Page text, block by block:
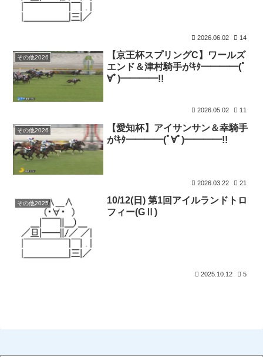
2026.06.02 14
その他2026
【京王杯スプリングC】ワールズ
エンド＆津村騎手がｷﾀ━━━━(ﾟ
∀ﾟ)━━━━!!
2026.05.02 11
その他2026
【愛知杯】アイサンサン＆幸騎手
がｷﾀ━━━━(ﾟ∀ﾟ)━━━━!!
2026.03.22 21
その他2025
10/12(日) 第1回アイルランドトロ
フィー(GⅡ)
2025.10.12 5